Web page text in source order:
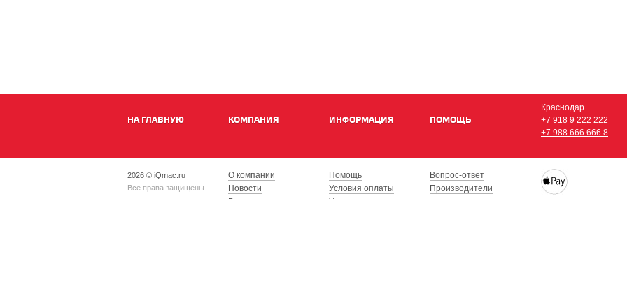
НА ГЛАВНУЮ КОМПАНИЯ ИНФОРМАЦИЯ ПОМОЩЬ
Краснодар
+7 918 9 222 222
+7 988 666 666 8
2026 © iQmac.ru
Все права защищены
О компании
Новости
Вакансии
Помощь
Условия оплаты
Условия доставки
Вопрос-ответ
Производители